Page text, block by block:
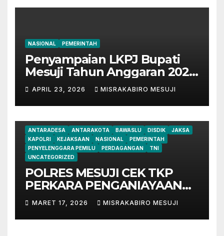
NASIONAL PEMERINTAH
Penyampaian LKPJ Bupati
Mesuji Tahun Anggaran 2025
Digelar dalam Rapat
Paripurna DPRD
APRIL 23, 2026 MISRAKABIRO MESUJI
ANTARADESA ANTARAKOTA BAWASLU DISDIK
JAKSA
KAPOLRI
KEJAKSAAN NASIONAL
PEMERINTAH
PENYELENGGARA PEMILU
PERDAGANGAN
TNI
UNCATEGORIZED
POLRES MESUJI CEK TKP
PERKARA PENGANIAYAAN
HS, SAKSI DAN PELAKU
SUDAH DIPERIKSA.
MARET 17, 2026 MISRAKABIRO MESUJI